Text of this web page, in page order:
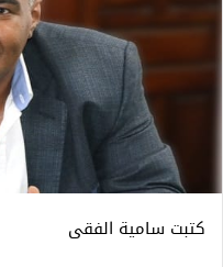
كتبت سامية الفقى